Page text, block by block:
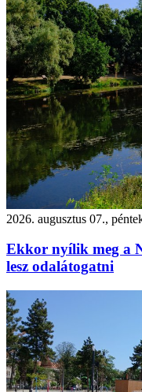
2026. augusztus 07.,
Ekkor nyílik meg a
lesz odalátogatni